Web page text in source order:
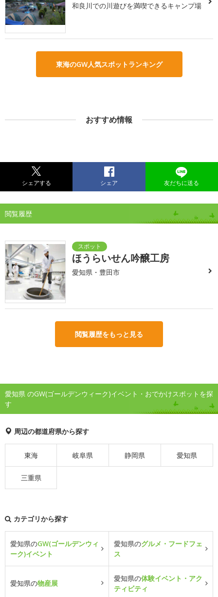
和良川での川遊びを満喫できるキャンプ場
東海のGW人気スポットランキング
おすすめ情報
シェアする シェア 友だちに送る
閲覧履歴
ほうらいせん吟醸工房
愛知県・豊田市
閲覧履歴をもっと見る
愛知県 のGW(ゴールデンウィーク)イベント・おでかけスポットを探
す
周辺の都道府県から探す
東海 岐阜県 静岡県 愛知県
三重県
カテゴリから探す
愛知県のGW(ゴールデンウィ
ーク)イベント
愛知県のグルメ・フードフェ
ス
愛知県の物産展
愛知県の体験イベント・アク
ティビティ